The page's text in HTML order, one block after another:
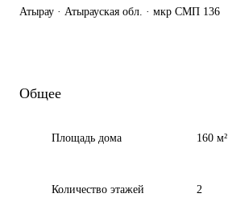
Атырау · Атырауская обл. · мкр СМП 136
Общее
Площадь дома 160 м²
Количество этажей 2